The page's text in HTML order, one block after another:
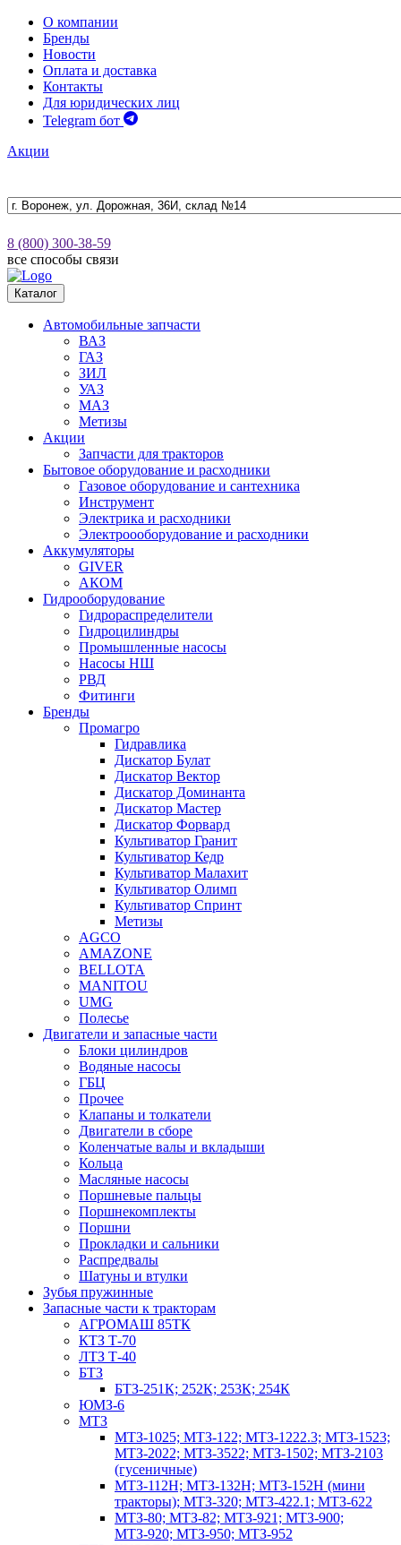
О компании
Бренды
Новости
Оплата и доставка
Контакты
Для юридических лиц
Telegram бот
Акции
8 (800) 300-38-59
все способы связи
Каталог
Автомобильные запчасти
ВАЗ
ГАЗ
ЗИЛ
УАЗ
МАЗ
Метизы
Акции
Запчасти для тракторов
Бытовое оборудование и расходники
Газовое оборудование и сантехника
Инструмент
Электрика и расходники
Электроооборудование и расходники
Аккумуляторы
GIVER
АКОМ
Гидрооборудование
Гидрораспределители
Гидроцилиндры
Промышленные насосы
Насосы НШ
РВД
Фитинги
Бренды
Промагро
Гидравлика
Дискатор Булат
Дискатор Вектор
Дискатор Доминанта
Дискатор Мастер
Дискатор Форвард
Культиватор Гранит
Культиватор Кедр
Культиватор Малахит
Культиватор Олимп
Культиватор Спринт
Метизы
AGCO
AMAZONE
BELLOTA
MANITOU
UMG
Полесье
Двигатели и запасные части
Блоки цилиндров
Водяные насосы
ГБЦ
Прочее
Клапаны и толкатели
Двигатели в сборе
Коленчатые валы и вкладыши
Кольца
Масляные насосы
Поршневые пальцы
Поршнекомплекты
Поршни
Прокладки и сальники
Распредвалы
Шатуны и втулки
Зубья пружинные
Запасные части к тракторам
АГРОМАШ 85ТК
КТЗ Т-70
ЛТЗ Т-40
БТЗ
БТЗ-251К; 252К; 253К; 254К
ЮМЗ-6
МТЗ
МТЗ-1025; МТЗ-122; МТЗ-1222.3; МТЗ-1523;
МТЗ-2022; МТЗ-3522; МТЗ-1502; МТЗ-2103
(гусеничные)
МТЗ-112Н; МТЗ-132Н; МТЗ-152Н (мини
тракторы); МТЗ-320; МТЗ-422.1; МТЗ-622
МТЗ-80; МТЗ-82; МТЗ-921; МТЗ-900;
МТЗ-920; МТЗ-950; МТЗ-952